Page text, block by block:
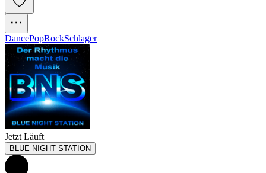
DancePopRockSchlager
Jetzt Läuft
BLUE NIGHT STATION